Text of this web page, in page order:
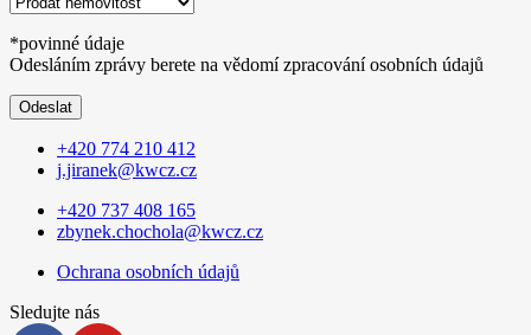
*povinné údaje
Odesláním zprávy berete na vědomí zpracování osobních údajů
Odeslat
+420 774 210 412
j.jiranek@kwcz.cz
+420 737 408 165
zbynek.chochola@kwcz.cz
Ochrana osobních údajů
Sledujte nás